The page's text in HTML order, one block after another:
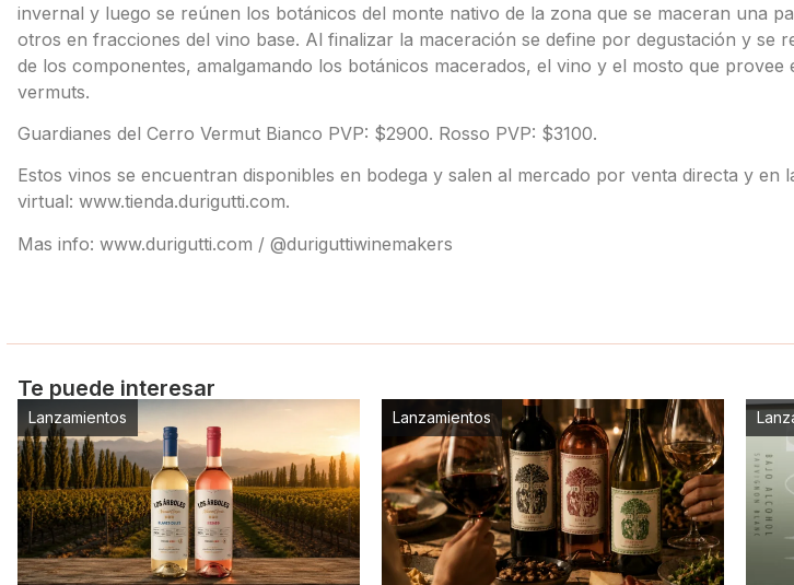
invernal y luego se reúnen los botánicos del monte nativo de la zona que se maceran una
otros en fracciones del vino base. Al finalizar la maceración se define por degustación y se
de los componentes, amalgamando los botánicos macerados, el vino y el mosto que provee
vermuts.
Guardianes del Cerro Vermut Bianco PVP: $2900. Rosso PVP: $3100.
Estos vinos se encuentran disponibles en bodega y salen al mercado por venta directa y en
virtual: www.tienda.durigutti.com.
Mas info: www.durigutti.com / @duriguttiwinemakers
Te puede interesar
Lanzamientos Lanzamientos